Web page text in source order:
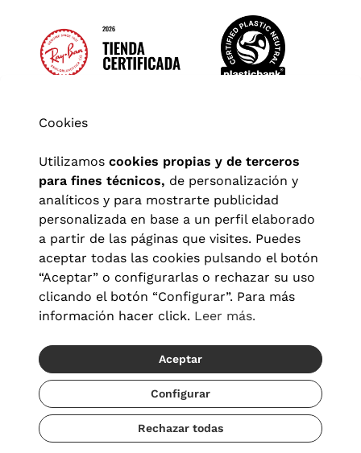
Recíbelo del 22/08 al 24/08
Aviso legal| Política de privacidad Términos y condiciones
Política de cookies|Configuración de cookies
© 2026 Visionlab España
Cookies
Utilizamos cookies propias y de terceros
para fines técnicos, de personalización y
analíticos y para mostrarte publicidad
personalizada en base a un perfil elaborado
a partir de las páginas que visites. Puedes
aceptar todas las cookies pulsando el botón
“Aceptar” o configurarlas o rechazar su uso
clicando el botón “Configurar”. Para más
información hacer click. Leer más.
Aceptar
Configurar
Rechazar todas